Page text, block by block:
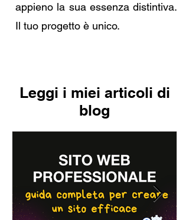
appieno la sua essenza distintiva.
Il tuo progetto è unico.
Leggi i miei articoli di
blog